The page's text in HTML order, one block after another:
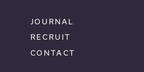
JOURNAL
RECRUIT
CONTACT